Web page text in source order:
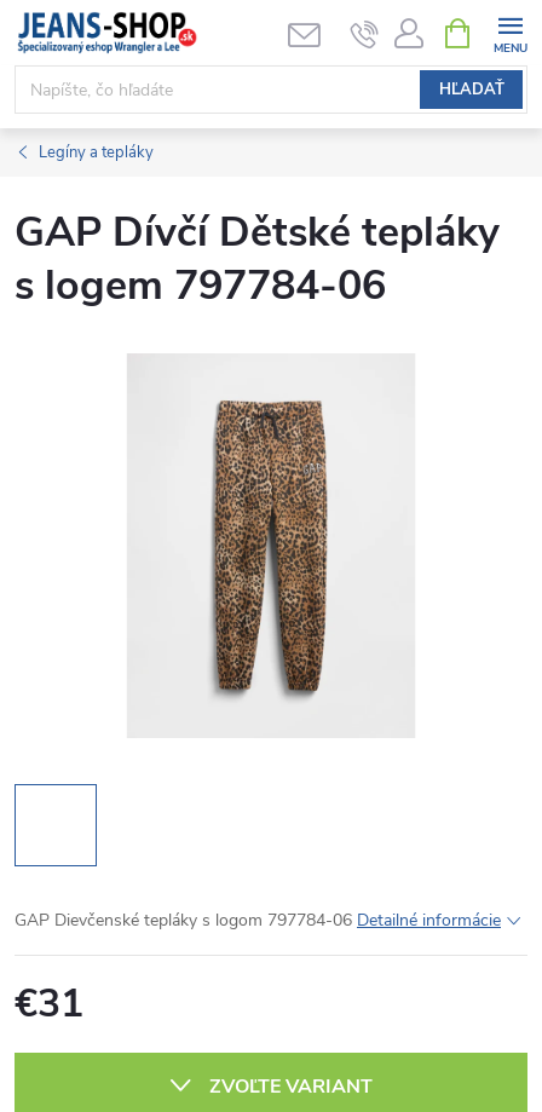
Prejsť
obsah
HĽADAŤ
KOŠÍK
Legíny a tepláky
GAP Dívčí Dětské tepláky
s logem 797784-06
GAP Dievčenské tepláky s logom 797784-06 Detailné informácie
€31
ZVOĽTE VARIANT